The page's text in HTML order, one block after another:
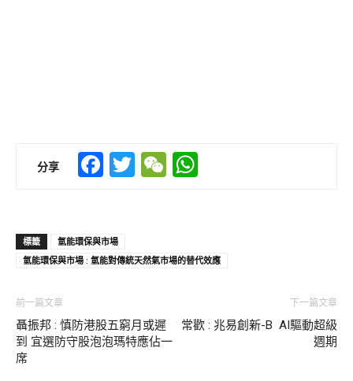
分享 Facebook
TwitterWeChat
標籤
氫能環保與市場
氫能環保與市場 : 氫能對傳統天然氣市場的替代效應
前一篇文章
聶振邦 : 慎防港股五窮月或遲
到 宜選防守股泡泡瑪特應佔一
席
下一篇文章
常歡 : 兆易創新-B AI驅動超級
週期